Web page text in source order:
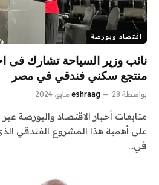
اقتصاد وبورصة
نائب وزير السياحة تشارك فى
منتجع سكني فندقي في مصر
بواسطة eshraag 28 مايو، 2024
متابعات أخبار الاقتصاد والبورصة
على أهمية هذا المشروع الفندقي
في…